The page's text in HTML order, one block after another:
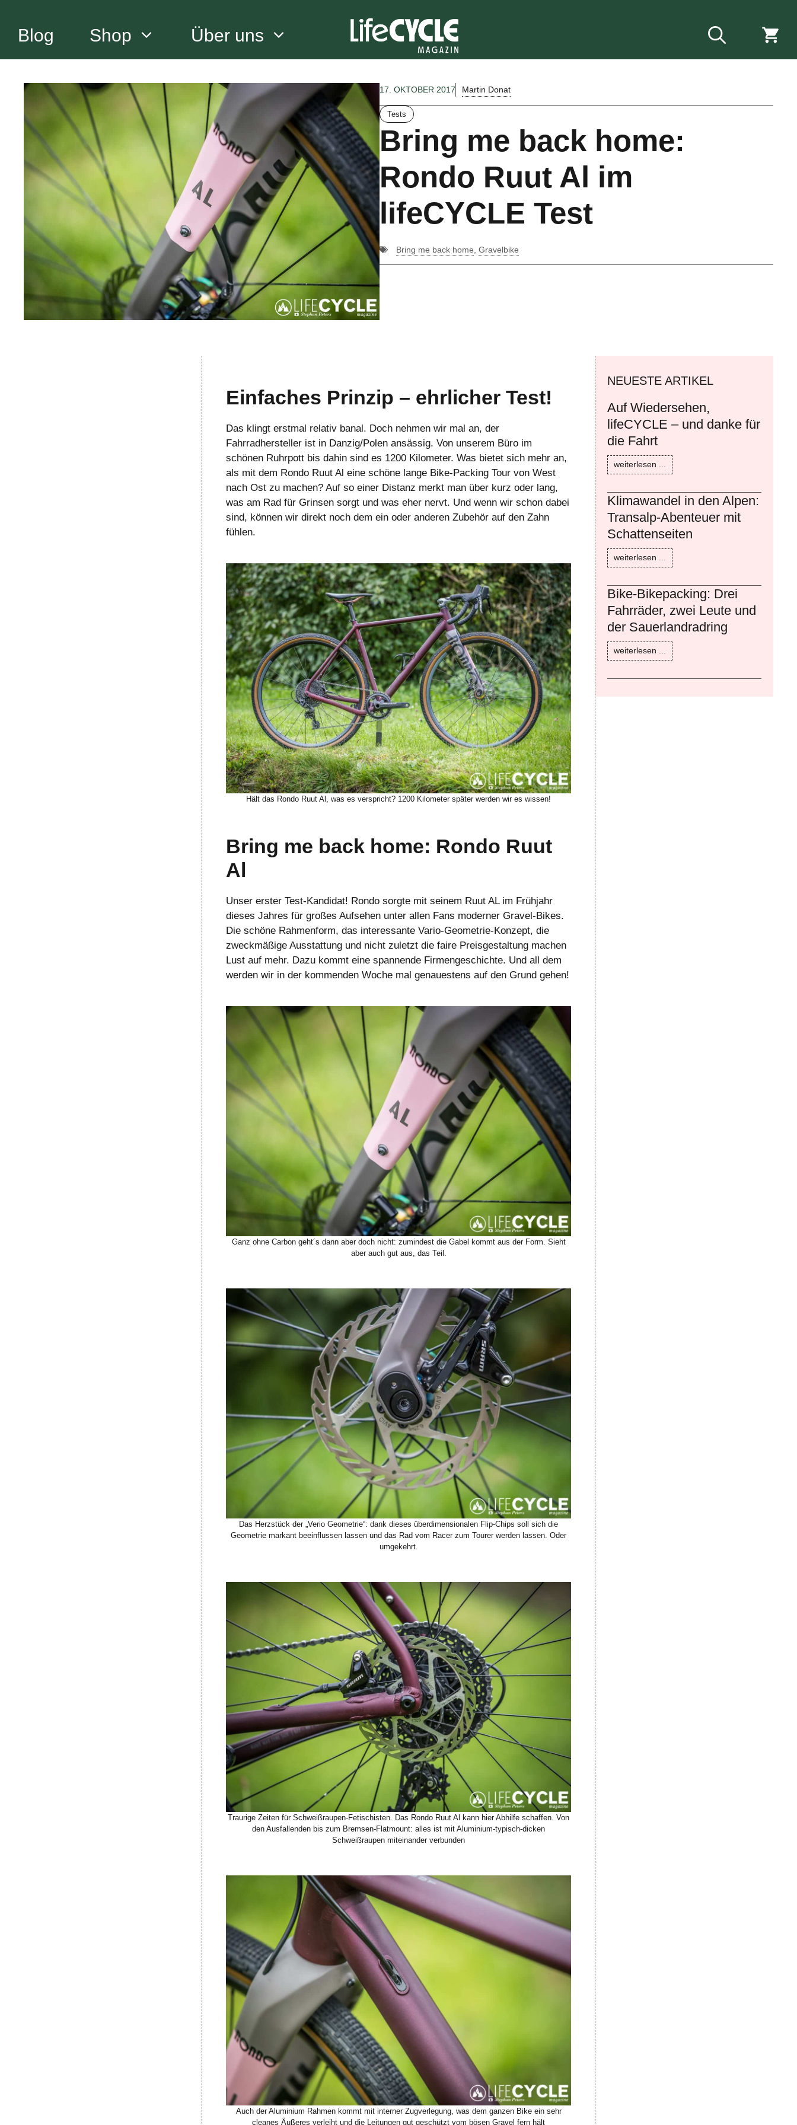
springen
Blog Shop Über uns
17. OKTOBER 2017 Martin Donat
Tests
Bring me back home:
Rondo Ruut Al im
lifeCYCLE Test
Bring me back home, Gravelbike
Einfaches Prinzip – ehrlicher Test!
Das klingt erstmal relativ banal. Doch nehmen wir mal an, der
Fahrradhersteller ist in Danzig/Polen ansässig. Von unserem Büro im
schönen Ruhrpott bis dahin sind es 1200 Kilometer. Was bietet sich mehr an,
als mit dem Rondo Ruut Al eine schöne lange Bike-Packing Tour von West
nach Ost zu machen? Auf so einer Distanz merkt man über kurz oder lang,
was am Rad für Grinsen sorgt und was eher nervt. Und wenn wir schon dabei
sind, können wir direkt noch dem ein oder anderen Zubehör auf den Zahn
fühlen.
Hält das Rondo Ruut Al, was es verspricht? 1200 Kilometer später werden wir es wissen!
Bring me back home: Rondo Ruut
Al
Unser erster Test-Kandidat! Rondo sorgte mit seinem Ruut AL im Frühjahr
dieses Jahres für großes Aufsehen unter allen Fans moderner Gravel-Bikes.
Die schöne Rahmenform, das interessante Vario-Geometrie-Konzept, die
zweckmäßige Ausstattung und nicht zuletzt die faire Preisgestaltung machen
Lust auf mehr. Dazu kommt eine spannende Firmengeschichte. Und all dem
werden wir in der kommenden Woche mal genauestens auf den Grund gehen!
Ganz ohne Carbon geht´s dann aber doch nicht: zumindest die Gabel kommt aus der Form. Sieht
aber auch gut aus, das Teil.
Das Herzstück der „Verio Geometrie“: dank dieses überdimensionalen Flip-Chips soll sich die
Geometrie markant beeinflussen lassen und das Rad vom Racer zum Tourer werden lassen. Oder
umgekehrt.
Traurige Zeiten für Schweißraupen-Fetischisten. Das Rondo Ruut Al kann hier Abhilfe schaffen. Von
den Ausfallenden bis zum Bremsen-Flatmount: alles ist mit Aluminium-typisch-dicken
Schweißraupen miteinander verbunden
Auch der Aluminium Rahmen kommt mit interner Zugverlegung, was dem ganzen Bike ein sehr
cleanes Äußeres verleiht und die Leitungen gut geschützt vom bösen Gravel fern hält
NEUESTE ARTIKEL
Auf Wiedersehen,
lifeCYCLE – und danke für
die Fahrt
weiterlesen ...
Klimawandel in den Alpen:
Transalp-Abenteuer mit
Schattenseiten
weiterlesen ...
Bike-Bikepacking: Drei
Fahrräder, zwei Leute und
der Sauerlandradring
weiterlesen ...